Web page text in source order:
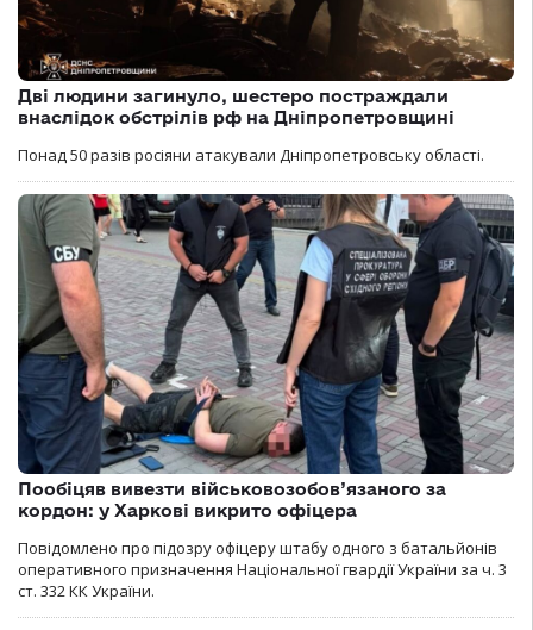
Дві людини загинуло, шестеро постраждали
внаслідок обстрілів рф на Дніпропетровщині
Понад 50 разів росіяни атакували Дніпропетровську області.
Пообіцяв вивезти військовозобов’язаного за
кордон: у Харкові викрито офіцера
Повідомлено про підозру офіцеру штабу одного з батальйонів
оперативного призначення Національної гвардії України за ч. 3
ст. 332 КК України.